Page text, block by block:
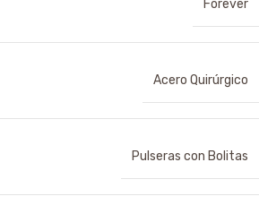
Forever
Acero Quirúrgico
Pulseras con Bolitas